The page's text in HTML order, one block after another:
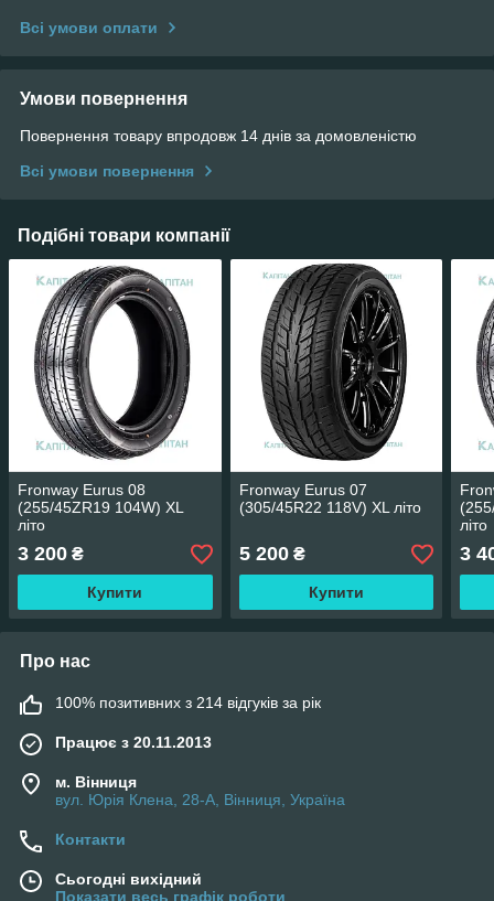
Всі умови оплати
Умови повернення
Повернення товару впродовж 14 днів за домовленістю
Всі умови повернення
Подібні товари компанії
Fronway Eurus 08
(255/45ZR19 104W) XL
літо
3 200 ₴
Купити
Fronway Eurus 07
(305/45R22 118V) XL літо
5 200₴
Купити
літо
3
Про нас
100% позитивних з 214 відгуків за рік
Працює з 20.11.2013
м. Вінниця
вул. Юрія Клена, 28-А, Вінниця, Україна
Контакти
Сьогодні вихідний
Показати весь графік роботи